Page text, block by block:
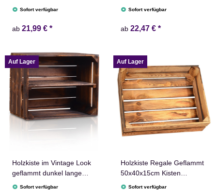
50x40x30cm Obstkiste
Sofort verfügbar
ab 21,99 € *
Ablage Obstkiste Kiste
Sofort verfügbar
ab 22,47 € *
Auf Lager
Holzkiste im Vintage Look
geflammt dunkel lange
Ablage Obstkiste Kiste
Sofort verfügbar
Auf Lager
Holzkiste Regale Geflammt
50x40x15cm Kisten
Weinkisten
Sofort verfügbar